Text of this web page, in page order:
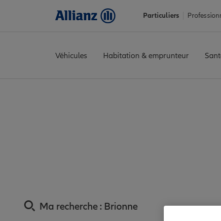
Particuliers
Véhicules Habitation & emprunteur
Ma recherche : Brionne